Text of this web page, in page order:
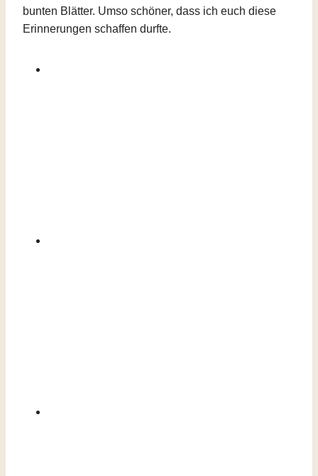
bunten Blätter. Umso schöner, dass ich euch diese
Erinnerungen schaffen durfte.